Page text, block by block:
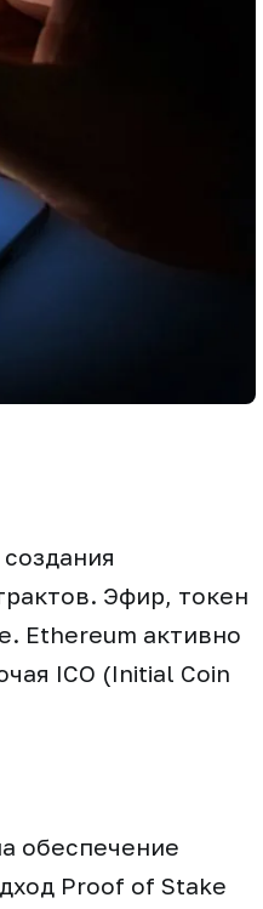
Эфир, токен
Ethereum активно
ICO (Initial Coin
обеспечение
Proof of Stake